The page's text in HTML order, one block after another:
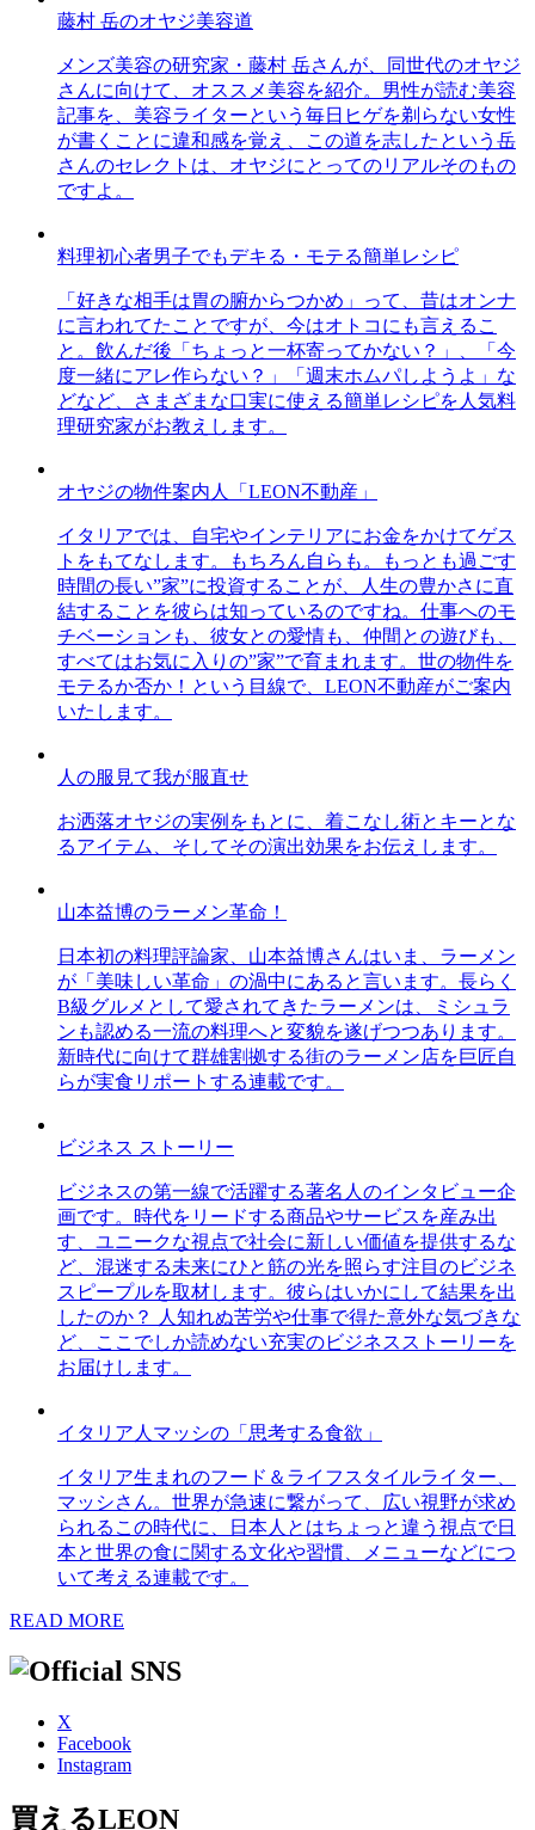
藤村 岳のオヤジ美容道
メンズ美容の研究家・藤村 岳さんが、同世代のオヤジ
さんに向けて、オススメ美容を紹介。男性が読む美容
記事を、美容ライターという毎日ヒゲを剃らない女性
が書くことに違和感を覚え、この道を志したという岳
さんのセレクトは、オヤジにとってのリアルそのもの
ですよ。
料理初心者男子でもデキる・モテる簡単レシピ
「好きな相手は胃の腑からつかめ」って、昔はオンナ
に言われてたことですが、今はオトコにも言えるこ
と。飲んだ後「ちょっと一杯寄ってかない？」、「今
度一緒にアレ作らない？」「週末ホムパしようよ」な
どなど、さまざまな口実に使える簡単レシピを人気料
理研究家がお教えします。
オヤジの物件案内人「LEON不動産」
イタリアでは、自宅やインテリアにお金をかけてゲス
トをもてなします。もちろん自らも。もっとも過ごす
時間の長い”家”に投資することが、人生の豊かさに直
結することを彼らは知っているのですね。仕事へのモ
チベーションも、彼女との愛情も、仲間との遊びも、
すべてはお気に入りの”家”で育まれます。世の物件を
モテるか否か！という目線で、LEON不動産がご案内
いたします。
人の服見て我が服直せ
お洒落オヤジの実例をもとに、着こなし術とキーとな
るアイテム、そしてその演出効果をお伝えします。
山本益博のラーメン革命！
日本初の料理評論家、山本益博さんはいま、ラーメン
が「美味しい革命」の渦中にあると言います。長らく
B級グルメとして愛されてきたラーメンは、ミシュラ
ンも認める一流の料理へと変貌を遂げつつあります。
新時代に向けて群雄割拠する街のラーメン店を巨匠自
らが実食リポートする連載です。
ビジネス ストーリー
ビジネスの第一線で活躍する著名人のインタビュー企
画です。時代をリードする商品やサービスを産み出
す、ユニークな視点で社会に新しい価値を提供するな
ど、混迷する未来にひと筋の光を照らす注目のビジネ
スピープルを取材します。彼らはいかにして結果を出
したのか？ 人知れぬ苦労や仕事で得た意外な気づきな
ど、ここでしか読めない充実のビジネスストーリーを
お届けします。
イタリア人マッシの「思考する食欲」
イタリア生まれのフード＆ライフスタイルライター、
マッシさん。世界が急速に繋がって、広い視野が求め
られるこの時代に、日本人とはちょっと違う視点で日
本と世界の食に関する文化や習慣、メニューなどにつ
いて考える連載です。
READ MORE
X
Facebook
Instagram
買えるLEON